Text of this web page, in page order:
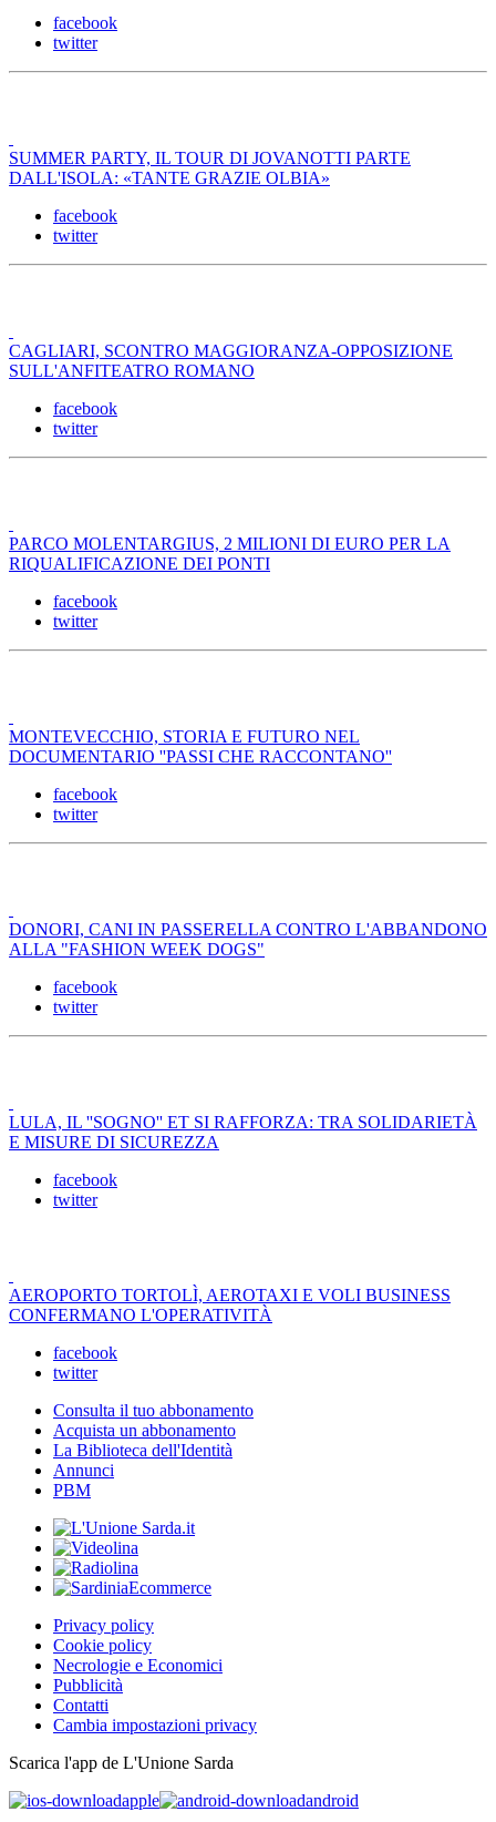
facebook
twitter
SUMMER PARTY, IL TOUR DI JOVANOTTI PARTE
DALL'ISOLA: «TANTE GRAZIE OLBIA»
facebook
twitter
CAGLIARI, SCONTRO MAGGIORANZA-OPPOSIZIONE
SULL'ANFITEATRO ROMANO
facebook
twitter
PARCO MOLENTARGIUS, 2 MILIONI DI EURO PER LA
RIQUALIFICAZIONE DEI PONTI
facebook
twitter
MONTEVECCHIO, STORIA E FUTURO NEL
DOCUMENTARIO ''PASSI CHE RACCONTANO''
facebook
twitter
DONORI, CANI IN PASSERELLA CONTRO L'ABBANDONO
ALLA "FASHION WEEK DOGS"
facebook
twitter
LULA, IL ''SOGNO'' ET SI RAFFORZA: TRA SOLIDARIETÀ
E MISURE DI SICUREZZA
facebook
twitter
AEROPORTO TORTOLÌ, AEROTAXI E VOLI BUSINESS
CONFERMANO L'OPERATIVITÀ
facebook
twitter
Consulta il tuo abbonamento
Acquista un abbonamento
La Biblioteca dell'Identità
Annunci
PBM
Privacy policy
Cookie policy
Necrologie e Economici
Pubblicità
Contatti
Cambia impostazioni privacy
Scarica l'app de L'Unione Sarda
apple
android